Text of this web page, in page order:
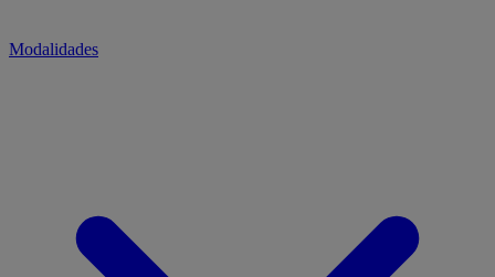
Modalidades